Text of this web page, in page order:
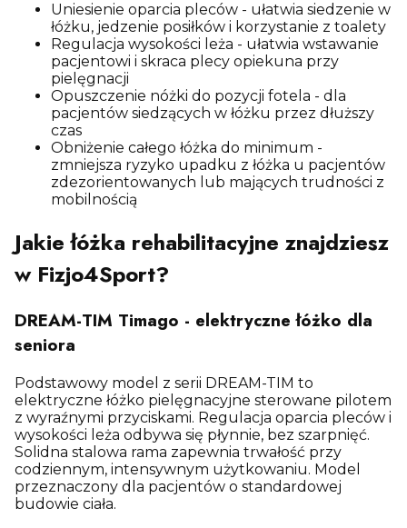
Uniesienie oparcia pleców - ułatwia siedzenie w
łóżku, jedzenie posiłków i korzystanie z toalety
Regulacja wysokości leża - ułatwia wstawanie
pacjentowi i skraca plecy opiekuna przy
pielęgnacji
Opuszczenie nóżki do pozycji fotela - dla
pacjentów siedzących w łóżku przez dłuższy
czas
Obniżenie całego łóżka do minimum -
zmniejsza ryzyko upadku z łóżka u pacjentów
zdezorientowanych lub mających trudności z
mobilnością
Jakie łóżka rehabilitacyjne znajdziesz
w Fizjo4Sport?
DREAM-TIM Timago - elektryczne łóżko dla
seniora
Podstawowy model z serii DREAM-TIM to
elektryczne łóżko pielęgnacyjne sterowane pilotem
z wyraźnymi przyciskami. Regulacja oparcia pleców i
wysokości leża odbywa się płynnie, bez szarpnięć.
Solidna stalowa rama zapewnia trwałość przy
codziennym, intensywnym użytkowaniu. Model
przeznaczony dla pacjentów o standardowej
budowie ciała.